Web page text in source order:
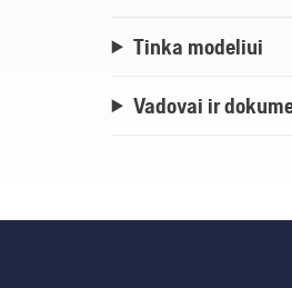
Tinka modeliui
Vadovai ir